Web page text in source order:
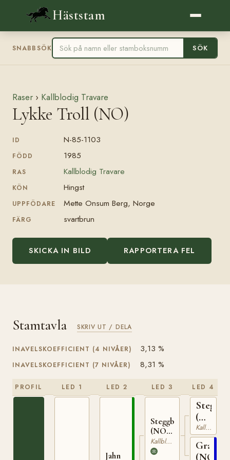
Häststam
SNABBSÖK SÖK
Raser › Kallblodig Travare
Lykke Troll (NO)
ID N-85-1103
FÖDD 1985
RAS Kallblodig Travare
KÖN Hingst
UPPFÖDARE Mette Onsum Berg, Norge
FÄRG svartbrun
SKICKA IN BILD RAPPORTERA FEL
Stamtavla SKRIV UT / DELA
INAVELSKOEFFICIENT (4 NIVÅER) 3,13 %
INAVELSKOEFFICIENT (7 NIVÅER) 8,31 %
PROFIL LED 1 LED 2
Jahn
LED 3
Steggbest
(NO)
T-233Kallblodig Travare
LED 4
Stegg
(NO)
T-
169
Kallblodig Travare
Grasiös
(NO)